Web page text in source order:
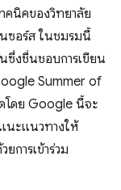
คนิคของวิทยาลัย
ซอร์ส ในชมรมนี้
งชื่นชอบการเขียน
Summer of
โดย Google นี้จะ
นะแนวทางให้
การเข้าร่วม